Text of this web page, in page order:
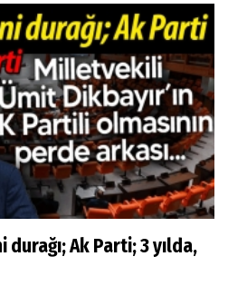
durağı; Ak Parti; 3 yılda,